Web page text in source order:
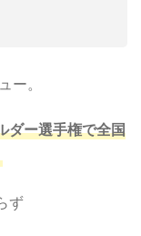
。
ダー選手権で全国
ず